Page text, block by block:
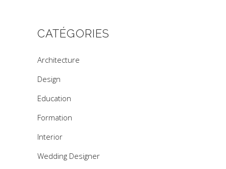
CATÉGORIES
Architecture
Design
Education
Formation
Interior
Wedding Designer